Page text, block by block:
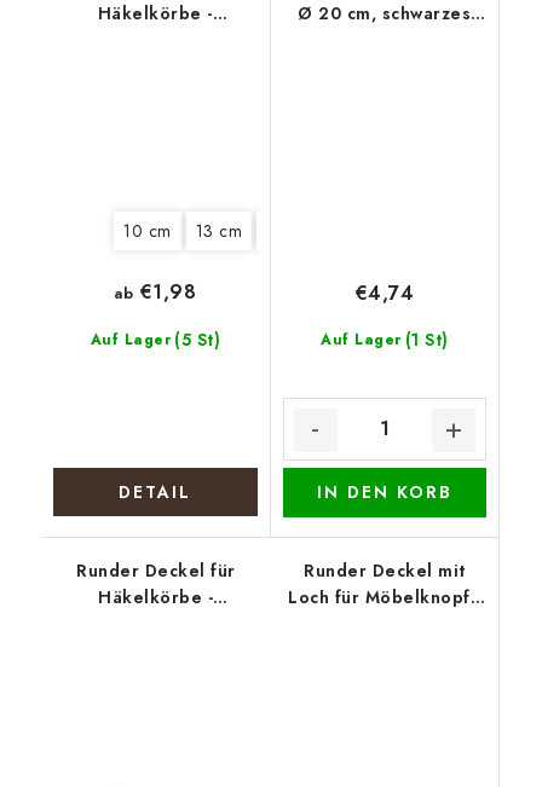
Häkelkörbe -
10 cm 13 cm
Auf Lager (5 St)
ab €1,98
DETAIL
Ø 20 cm, schwarzes
Auf Lager (1 St)
€4,74
IN DEN KORB
Runder Deckel für
Häkelkörbe -
Runder Deckel mit
Loch für Möbelknopf -